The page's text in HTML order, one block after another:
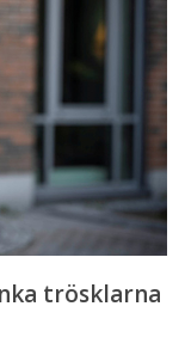
trösklarna